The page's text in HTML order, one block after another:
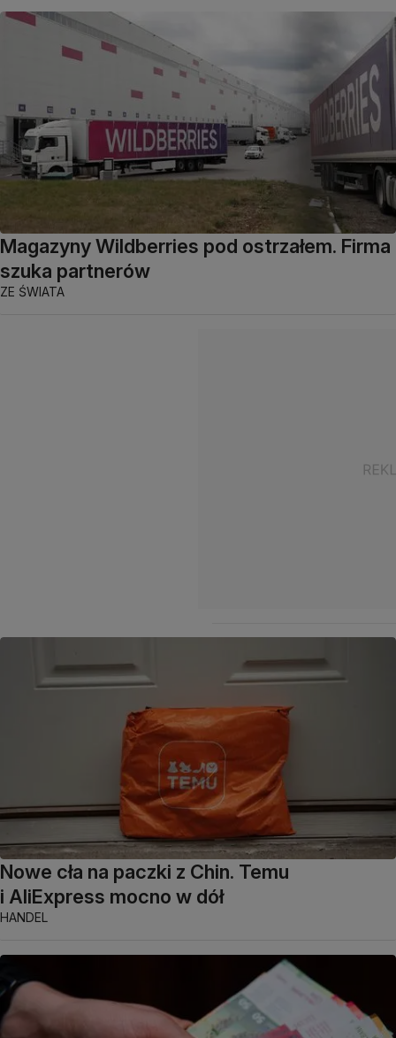
Magazyny Wildberries pod ostrzałem. Firma
szuka partnerów
ZE ŚWIATA
Nowe cła na paczki z Chin. Temu
i AliExpress mocno w dół
HANDEL